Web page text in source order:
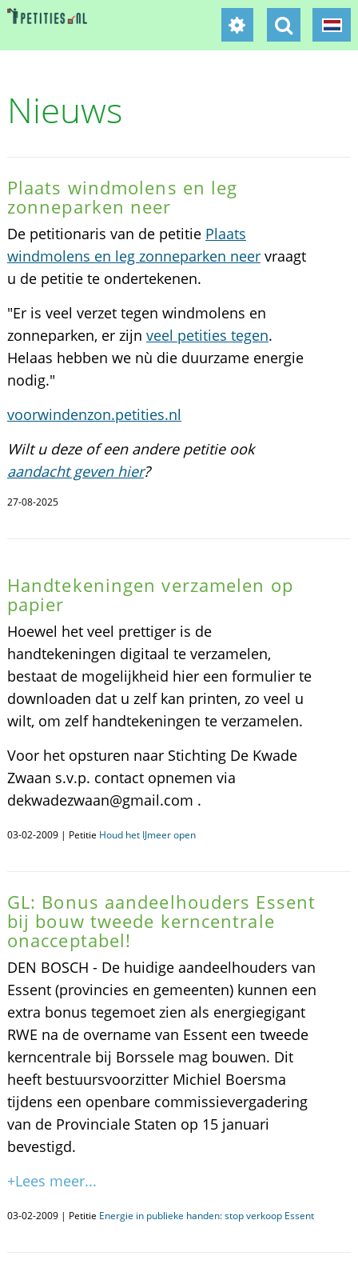
Nieuws
Plaats windmolens en leg
zonneparken neer
De petitionaris van de petitie Plaats
windmolens en leg zonneparken neervraagt
u de petitie te ondertekenen.
"Er is veel verzet tegen windmolens en
zonneparken, er zijn veel petities tegen.
Helaas hebben we nù die duurzame energie
nodig."
voorwindenzon.petities.nl
Wilt u deze of een andere petitie ook
aandacht geven hier?
27-08-2025
Handtekeningen verzamelen op
papier
Hoewel het veel prettiger is de
handtekeningen digitaal te verzamelen,
bestaat de mogelijkheid hier een formulier te
downloaden dat u zelf kan printen, zo veel u
wilt, om zelf handtekeningen te verzamelen.
Voor het opsturen naar Stichting De Kwade
Zwaan s.v.p. contact opnemen via
dekwadezwaan@gmail.com .
03-02-2009 | Petitie Houd het IJmeer open
GL: Bonus aandeelhouders Essent
bij bouw tweede kerncentrale
onacceptabel!
DEN BOSCH - De huidige aandeelhouders van
Essent (provincies en gemeenten) kunnen een
extra bonus tegemoet zien als energiegigant
RWE na de overname van Essent een tweede
kerncentrale bij Borssele mag bouwen. Dit
heeft bestuursvoorzitter Michiel Boersma
tijdens een openbare commissievergadering
van de Provinciale Staten op 15 januari
bevestigd.
+Lees meer...
03-02-2009 | Petitie Energie in publieke handen: stop verkoop Essent